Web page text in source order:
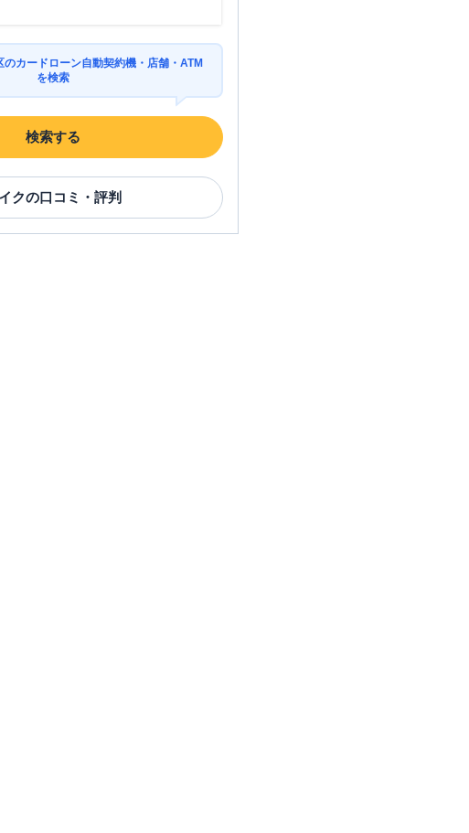
のカードローン自動契約機・店舗・ATM
を検索
検索する
クの口コミ・評判